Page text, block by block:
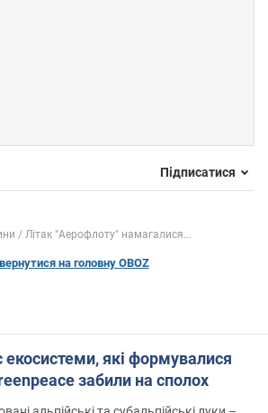
Підписатися
Літак "Аерофлоту" намагалися...
на головну OBOZ
екосистеми, які формувалися
забили на сполох